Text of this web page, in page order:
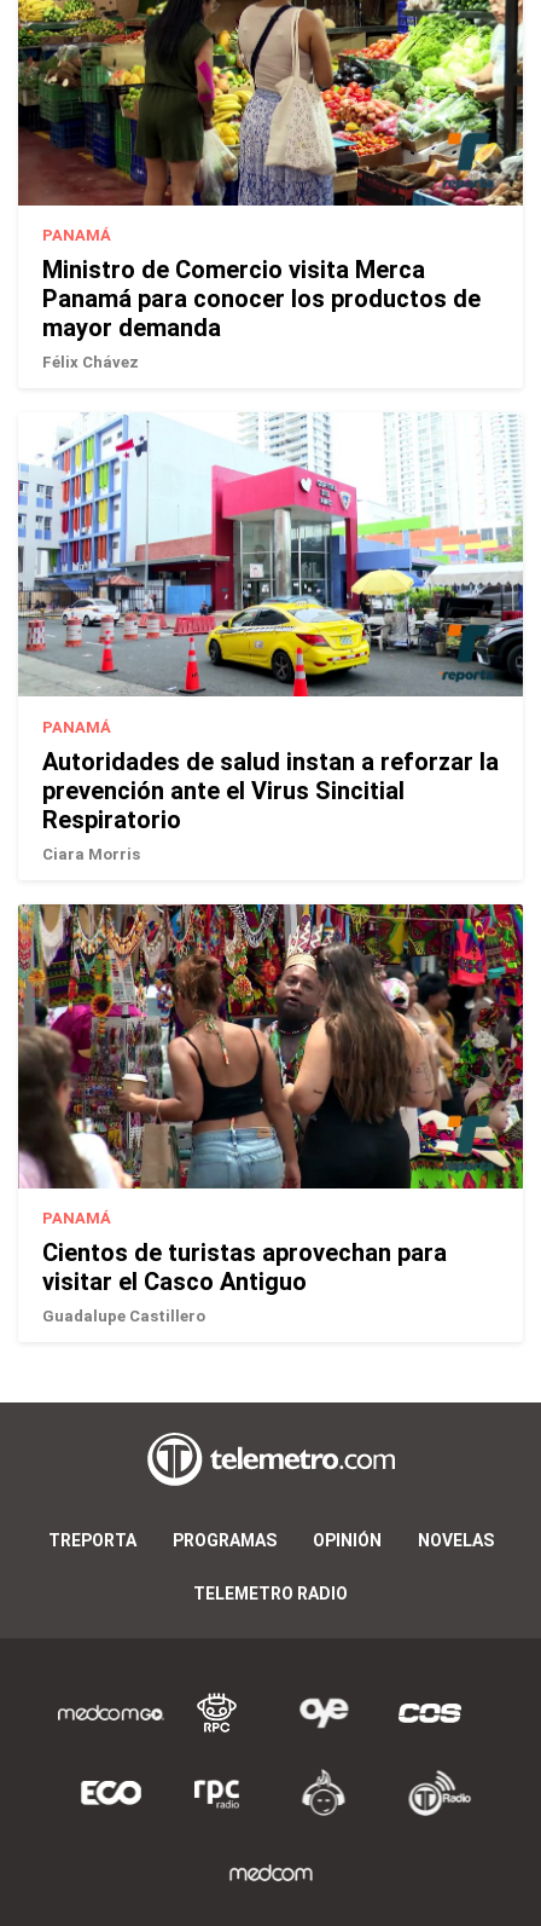
PANAMÁ
Ministro de Comercio visita Merca
Panamá para conocer los productos de
mayor demanda
Félix Chávez
PANAMÁ
Autoridades de salud instan a reforzar la
prevención ante el Virus Sincitial
Respiratorio
Ciara Morris
PANAMÁ
Cientos de turistas aprovechan para
visitar el Casco Antiguo
Guadalupe Castillero
TREPORTA PROGRAMAS OPINIÓN NOVELAS
TELEMETRO RADIO